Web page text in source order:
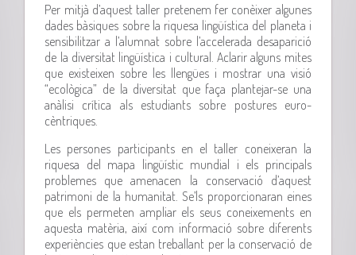
Per mitjà d’aquest taller pretenem fer conèixer algunes
dades bàsiques sobre la riquesa lingüística del planeta i
sensibilitzar a l’alumnat sobre l’accelerada desaparició
de la diversitat lingüística i cultural. Aclarir alguns mites
que existeixen sobre les llengües i mostrar una visió
“ecològica” de la diversitat que faça plantejar-se una
anàlisi crítica als estudiants sobre postures euro-
cèntriques.
Les persones participants en el taller coneixeran la
riquesa del mapa lingüístic mundial i els principals
problemes que amenacen la conservació d’aquest
patrimoni de la humanitat. Se’ls proporcionaran eines
que els permeten ampliar els seus coneixements en
aquesta matèria, així com informació sobre diferents
experiències que estan treballant per la conservació de